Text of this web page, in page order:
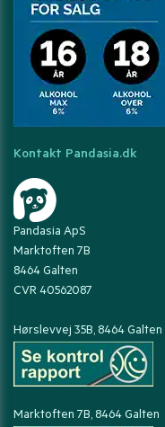
Kontakt Pandasia.dk
Pandasia ApS
Marktoften 7B
8464 Galten
CVR 40562087
Hørslevvej 35B, 8464 Galten
Marktoften 7B, 8464 Galten